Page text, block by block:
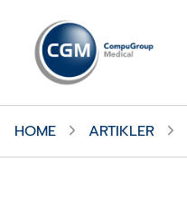
HOME ARTIKLER